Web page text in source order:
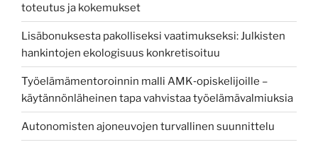
toteutus ja kokemukset
Lisäbonuksesta pakolliseksi vaatimukseksi: Julkisten
hankintojen ekologisuus konkretisoituu
Työelämämentoroinnin malli AMK‑opiskelijoille –
käytännönläheinen tapa vahvistaa työelämävalmiuksia
Autonomisten ajoneuvojen turvallinen suunnittelu